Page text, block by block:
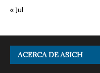
« Jul
ACERCA DE ASICH